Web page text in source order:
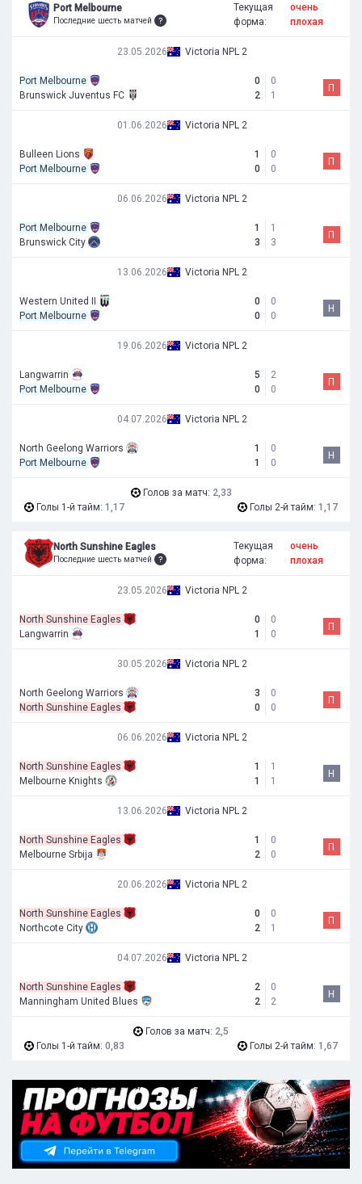
Port Melbourne
Последние шесть матчей
Текущая
форма:
очень
плохая
23.05.2026 Victoria NPL 2
Port Melbourne
Brunswick Juventus FC
0
2
0
1
П
01.06.2026 Victoria NPL 2
Bulleen Lions
Port Melbourne
1
0
0
0
П
06.06.2026 Victoria NPL 2
Port Melbourne
Brunswick City
1
3
1
3
П
13.06.2026 Victoria NPL 2
Western United II
Port Melbourne
0
0
0
0
Н
19.06.2026 Victoria NPL 2
Langwarrin
Port Melbourne
5
0
2
0
П
04.07.2026 Victoria NPL 2
North Geelong Warriors
Port Melbourne
1
1
0
0
Н
Голов за матч: 2,33
Голы 1-й тайм: 1,17 Голы 2-й тайм: 1,17
North Sunshine Eagles
Последние шесть матчей
Текущая
форма:
очень
плохая
23.05.2026 Victoria NPL 2
North Sunshine Eagles
Langwarrin
0
1
0
0
П
30.05.2026 Victoria NPL 2
North Geelong Warriors
North Sunshine Eagles
3
0
0
0
П
06.06.2026 Victoria NPL 2
North Sunshine Eagles
Melbourne Knights
1
1
1
1
Н
13.06.2026 Victoria NPL 2
North Sunshine Eagles
Melbourne Srbija
1
2
0
0
П
20.06.2026 Victoria NPL 2
North Sunshine Eagles
Northcote City
0
2
0
1
П
04.07.2026 Victoria NPL 2
North Sunshine Eagles
Manningham United Blues
2
2
0
2
Н
Голов за матч: 2,5
Голы 1-й тайм: 0,83 Голы 2-й тайм: 1,67